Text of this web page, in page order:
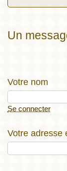
Un
Votre nom
Se connecter
Votre adresse